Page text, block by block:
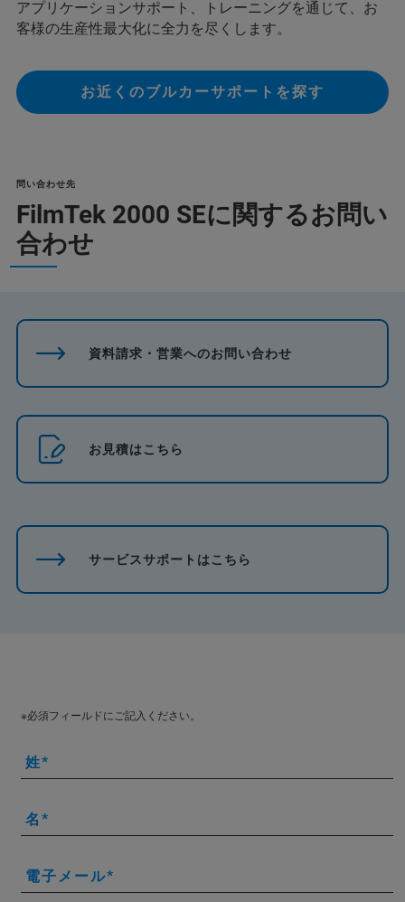
アプリケーションサポート、トレーニングを通じて、お
客様の生産性最大化に全力を尽くします。
お近くのブルカーサポートを探す
問い合わせ先
FilmTek 2000 SEに関するお問い
合わせ
資料請求・営業へのお問い合わせ
お見積はこちら
サービスサポートはこちら
※必須フィールドにご記入ください。
姓
名
電子メール